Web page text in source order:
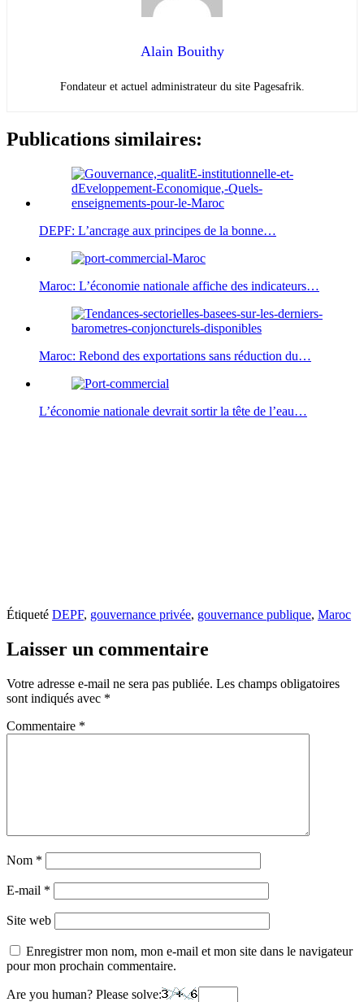
Alain Bouithy
Fondateur et actuel administrateur du site Pagesafrik.
Publications similaires:
DEPF: L’ancrage aux principes de la bonne…
Maroc: L’économie nationale affiche des indicateurs…
Maroc: Rebond des exportations sans réduction du…
L’économie nationale devrait sortir la tête de l’eau…
Étiqueté DEPF, gouvernance privée, gouvernance publique, Maroc
Laisser un commentaire
Votre adresse e-mail ne sera pas publiée. Les champs obligatoires
sont indiqués avec *
Commentaire *
Nom *
E-mail *
Site web
Enregistrer mon nom, mon e-mail et mon site dans le navigateur
pour mon prochain commentaire.
Are you human? Please solve: